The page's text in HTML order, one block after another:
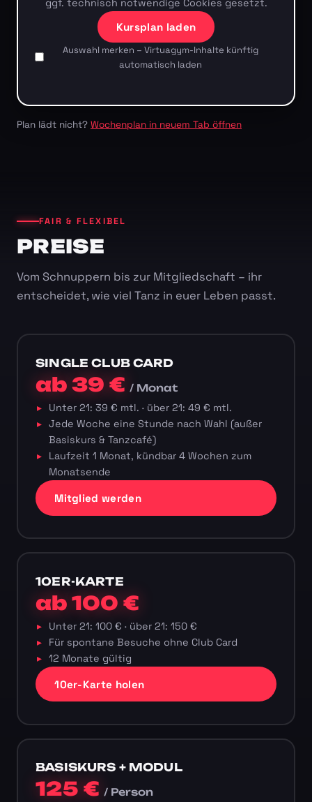
ggf. technisch notwendige Cookies gesetzt.
Kursplan laden
Auswahl merken – Virtuagym-Inhalte künftig
automatisch laden
Plan lädt nicht? Wochenplan in neuem Tab öffnen
FAIR & FLEXIBEL
PREISE
Vom Schnuppern bis zur Mitgliedschaft – ihr
entscheidet, wie viel Tanz in euer Leben passt.
SINGLE CLUB CARD
ab 39 €/ Monat
Unter 21: 39 € mtl. · über 21: 49 € mtl.
Jede Woche eine Stunde nach Wahl (außer
Basiskurs & Tanzcafé)
Laufzeit 1 Monat, kündbar 4 Wochen zum
Monatsende
Mitglied werden
10ER-KARTE
ab 100 €
Unter 21: 100 € · über 21: 150 €
Für spontane Besuche ohne Club Card
12 Monate gültig
10er-Karte holen
BASISKURS + MODUL
125 €/ Person